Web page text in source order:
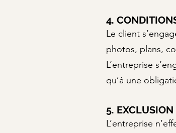
4.
Le client
photos, plans,
L’entreprise
qu’à une
5.
L’entreprise